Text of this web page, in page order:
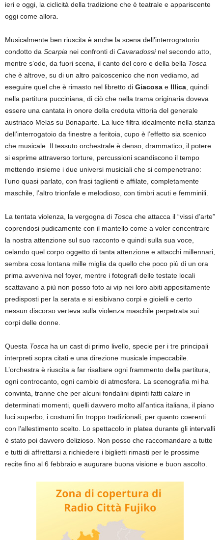
ieri e oggi, la ciclicità della tradizione che è teatrale e appariscente
oggi come allora.
Musicalmente ben riuscita è anche la scena dell’interrogratorio
condotto da Scarpia nei confronti di Cavaradossinel secondo atto,
mentre s’ode, da fuori scena, il canto del coro e della bella Tosca
che è altrove, su di un altro palcoscenico che non vediamo, ad
eseguire quel che è rimasto nel libretto di Giacosa e Illica, quindi
nella partitura pucciniana, di ciò che nella trama originaria doveva
essere una cantata in onore della creduta vittoria del generale
austriaco Melas su Bonaparte. La luce filtra idealmente nella stanza
dell’interrogatoio da finestre a feritoia, cupo è l’effetto sia scenico
che musicale. Il tessuto orchestrale è denso, drammatico, il potere
si esprime attraverso torture, percussioni scandiscono il tempo
mettendo insieme i due universi musiciali che si compenetrano:
l’uno quasi parlato, con frasi taglienti e affilate, completamente
maschile, l’altro trionfale e melodioso, con timbri acuti e femminili.
La tentata violenza, la vergogna di Tosca che attacca il “vissi d’arte”
coprendosi pudicamente con il mantello come a voler concentrare
la nostra attenzione sul suo racconto e quindi sulla sua voce,
celando quel corpo oggetto di tanta attenzione e attacchi millennari,
sembra cosa lontana mille miglia da quello che poco più di un ora
prima avveniva nel foyer, mentre i fotografi delle testate locali
scattavano a più non posso foto ai vip nei loro abiti appositamente
predisposti per la serata e si esibivano corpi e gioielli e certo
nessun discorso verteva sulla violenza maschile perpetrata sui
corpi delle donne.
Questa Tosca ha un cast di primo livello, specie per i tre principali
interpreti sopra citati e una direzione musicale impeccabile.
L’orchestra è riuscita a far risaltare ogni frammento della partitura,
ogni controcanto, ogni cambio di atmosfera. La scenografia mi ha
convinta, tranne che per alcuni fondalini dipinti fatti calare in
determinati momenti, quelli davvero molto all’antica italiana, il piano
luci superbo, i costumi fin troppo tradizionali, per quanto coerenti
con l’allestimento scelto. Lo spettacolo in platea durante gli intervalli
è stato poi davvero delizioso. Non posso che raccomandare a tutte
e tutti di affrettarsi a richiedere i biglietti rimasti per le prossime
recite fino al 6 febbraio e augurare buona visione e buon ascolto.